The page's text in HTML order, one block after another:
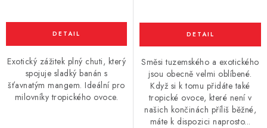
Exotický zážitek plný chuti, který
spojuje sladký banán s
šťavnatým mangem. Ideální pro
milovníky tropického ovoce.
Směsi tuzemského a exotického
jsou obecně velmi oblíbené.
Když si k tomu přidáte také
tropické ovoce, které není v
našich končinách příliš běžné,
máte k dispozici naprosto...